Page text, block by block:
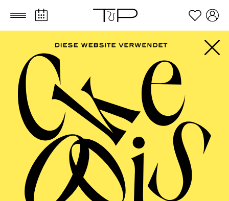
Zum Hauptinhalt springen Zum Footer springen